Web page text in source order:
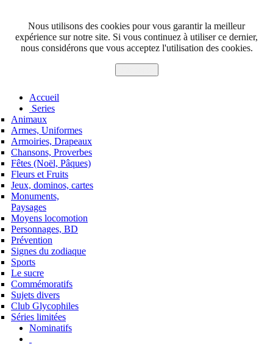
Nous utilisons des cookies pour vous garantir la meilleur
expérience sur notre site. Si vous continuez à utiliser ce dernier,
nous considérons que vous acceptez l'utilisation des cookies.
Accueil
Series
Animaux
Armes, Uniformes
Armoiries, Drapeaux
Chansons, Proverbes
Fêtes (Noël, Pâques)
Fleurs et Fruits
Jeux, dominos, cartes
Monuments,
Paysages
Moyens locomotion
Personnages, BD
Prévention
Signes du zodiaque
Sports
Le sucre
Commémoratifs
Sujets divers
Club Glycophiles
Séries limitées
Nominatifs